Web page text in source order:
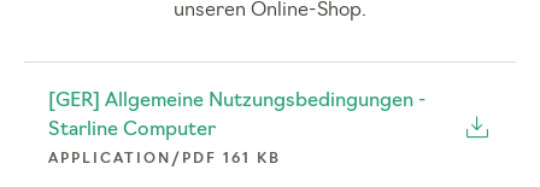
unseren Online-Shop.
[GER] Allgemeine Nutzungsbedingungen -
Starline Computer
APPLICATION/PDF 161 KB